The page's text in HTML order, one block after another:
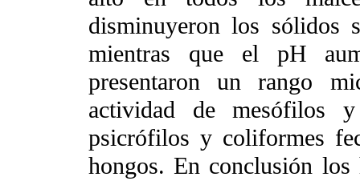
disminuyeron los sólidos
mientras que el pH
presentaron un rango
actividad de mesófilos
psicrófilos y coliformes
hongos. En conclusión